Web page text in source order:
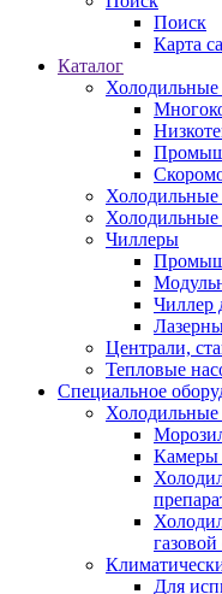
Поиск
Карта
Каталог
Холодильные
Холодильные
Чиллеры
Чиллер
Централи,
Тепловые
Специальное
Камеры
Для